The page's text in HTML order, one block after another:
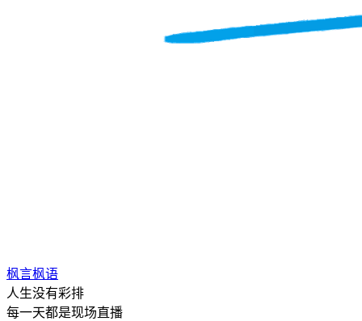
枫言枫语
人生没有彩排
每一天都是现场直播